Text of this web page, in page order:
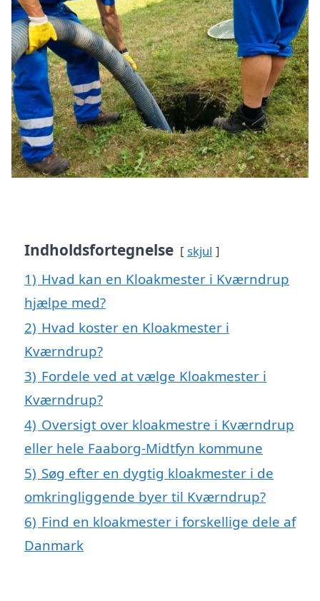
Indholdsfortegnelse skjul
1) Hvad kan en Kloakmester i Kværndrup
hjælpe med?
2) Hvad koster en Kloakmester i
Kværndrup?
3) Fordele ved at vælge Kloakmester i
Kværndrup?
4) Oversigt over kloakmestre i Kværndrup
eller hele Faaborg-Midtfyn kommune
5) Søg efter en dygtig kloakmester i de
omkringliggende byer til Kværndrup?
6) Find en kloakmester i forskellige dele af
Danmark